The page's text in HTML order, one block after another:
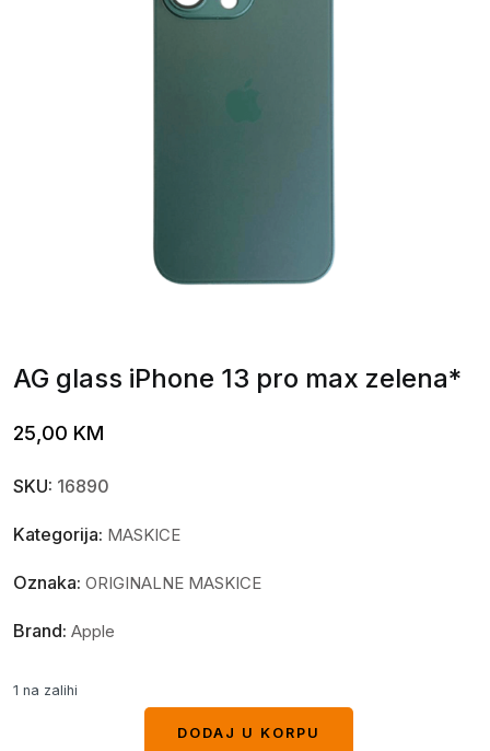
AG glass iPhone 13 pro max zelena*
25,00 KM
SKU: 16890
Kategorija: MASKICE
Oznaka: ORIGINALNE MASKICE
Brand: Apple
1 na zalihi
DODAJ U KORPU